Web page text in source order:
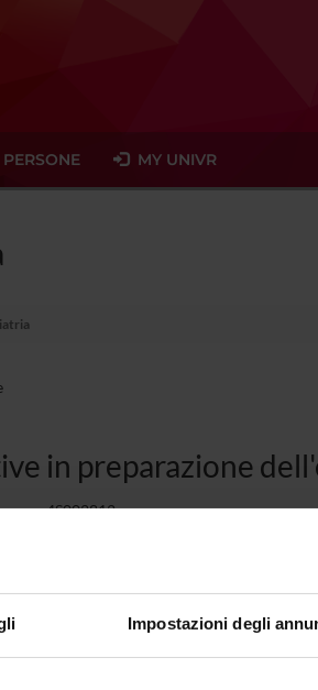
Impostazioni degli
PERSONE MY UNIVR
in preparazione
4S002812